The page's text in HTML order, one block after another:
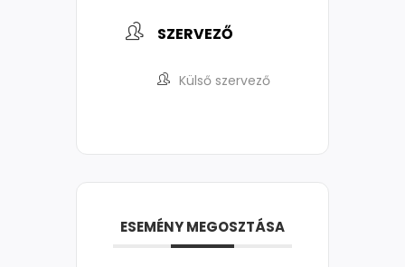
SZERVEZŐ
Külső szervező
ESEMÉNY MEGOSZTÁSA